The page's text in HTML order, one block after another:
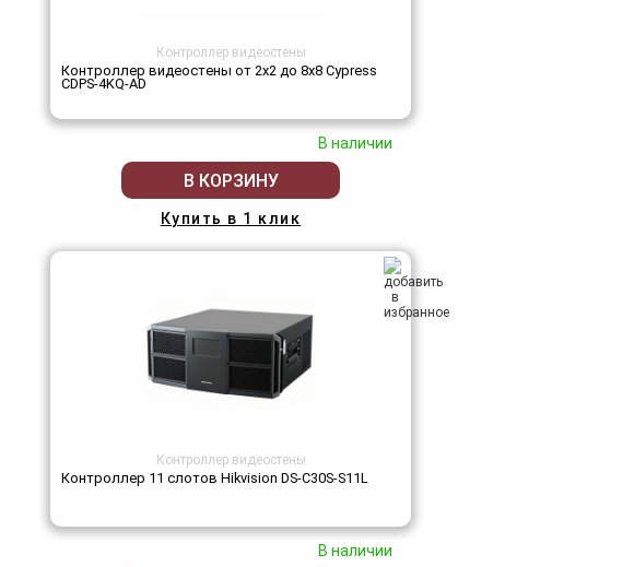
Контроллер видеостены
Контроллер видеостены от 2х2 до 8х8 Cypress
CDPS-4KQ-AD
В наличии
В КОРЗИНУ
Купить в 1 клик
Контроллер видеостены
Контроллер 11 слотов Hikvision DS-C30S-S11L
В наличии